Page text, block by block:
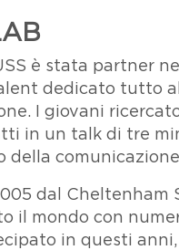
è stata partner
dedicato tutto
I giovani
in un talk di tre
della
dal Cheltenham
il mondo con
in questi